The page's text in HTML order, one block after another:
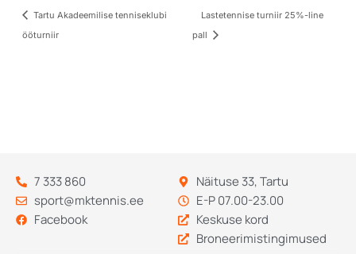
Tartu Akadeemilise tenniseklubi
ööturniir
Lastetennise turniir 25%-line
pall
7 333 860
sport@mktennis.ee
Facebook
Näituse 33, Tartu
E-P 07.00-23.00
Keskuse kord
Broneerimistingimused